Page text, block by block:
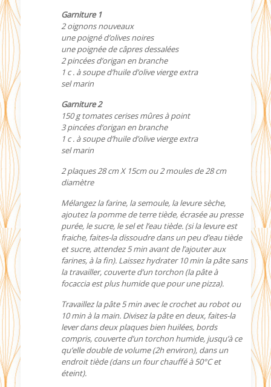
Garniture 1
2 oignons nouveaux
une poigné d’olives noires
une poignée de câpres dessalées
2 pincées d’origan en branche
1 c . à soupe d’huile d’olive vierge extra
sel marin
Garniture 2
150 g tomates cerises mûres à point
3 pincées d’origan en branche
1 c . à soupe d’huile d’olive vierge extra
sel marin
2 plaques 28 cm X 15cm ou 2 moules de 28 cm
diamètre
Mélangez la farine, la semoule, la levure sèche,
ajoutez la pomme de terre tiède, écrasée au presse
purée, le sucre, le sel et l’eau tiède. (si la levure est
fraiche, faites-la dissoudre dans un peu d’eau tiède
et sucre, attendez 5 min avant de l’ajouter aux
farines, à la fin). Laissez hydrater 10 min la pâte sans
la travailler, couverte d’un torchon (la pâte à
focaccia est plus humide que pour une pizza).
Travaillez la pâte 5 min avec le crochet au robot ou
10 min à la main. Divisez la pâte en deux, faites-la
lever dans deux plaques bien huilées, bords
compris, couverte d’un torchon humide, jusqu’à ce
qu’elle double de volume (2h environ), dans un
endroit tiède (dans un four chauffé à 50°C et
éteint).